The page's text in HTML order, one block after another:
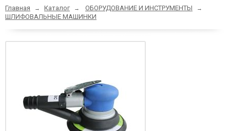
Главная → Каталог → ОБОРУДОВАНИЕ И ИНСТРУМЕНТЫ →
ШЛИФОВАЛЬНЫЕ МАШИНКИ